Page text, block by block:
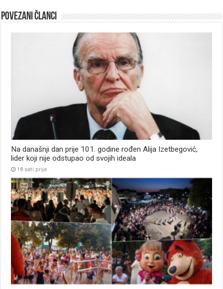
Povezani članci
Na današnji dan prije 101. godine rođen Alija Izetbegović,
lider koji nije odstupao od svojih ideala
18 sati prije